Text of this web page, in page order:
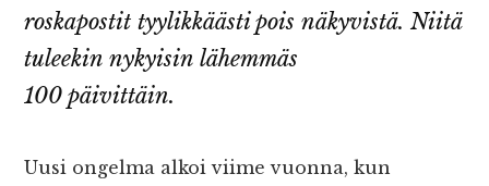
roskapostit tyylikkäästi pois näkyvistä. Niitä
tuleekin nykyisin lähemmäs
100 päivittäin.
Uusi ongelma alkoi viime vuonna, kun